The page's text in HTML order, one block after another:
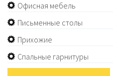
Офисная мебель
Письменные столы
Прихожие
Спальные гарнитуры